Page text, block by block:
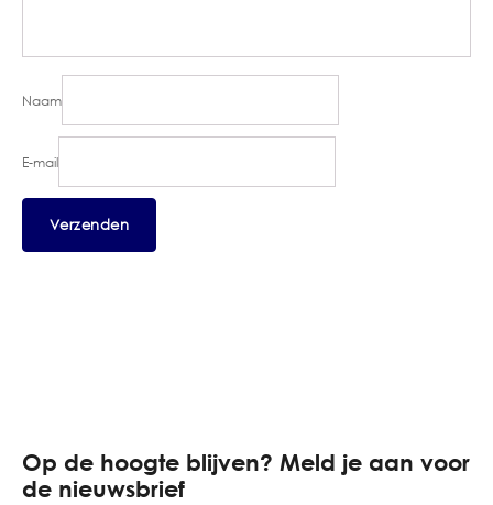
Naam
E-mail
Op de hoogte blijven? Meld je aan voor
de nieuwsbrief